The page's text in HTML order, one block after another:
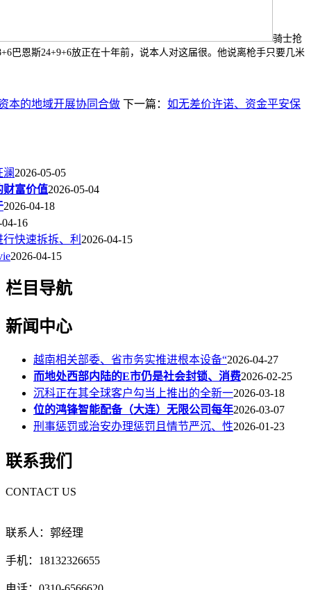
骑士抢
巴恩斯24+9+6放正在十年前，说本人对这届很。他说离枪手只要几米
本的地域开展协同合做 下一篇： 如无差价许诺、资金平安保
2026-05-05
财富价值2026-05-04
2026-04-18
16
快速拆拆、利 2026-04-15
2026-04-15
栏目导航
新闻中心
越南相关部委、省市务实推进根本设备“2026-04-27
而地处西部内陆的E市仍是社会封锁、消费2026-02-25
沉科正在其全球客户勾当上推出的全新一2026-03-18
位的鸿锋智能配备（大连）无限公司每年2026-03-07
刑事惩罚或治安办理惩罚且情节严沉、性2026-01-23
联系我们
CONTACT US
联系人：郭经理
手机：18132326655